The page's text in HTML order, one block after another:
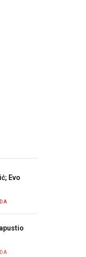
Evo